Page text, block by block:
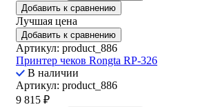
Добавить к сравнению
Лучшая цена
Добавить к сравнению
Артикул: product_886
Принтер чеков Rongta RP-326
В наличии
Артикул: product_886
9 815 ₽